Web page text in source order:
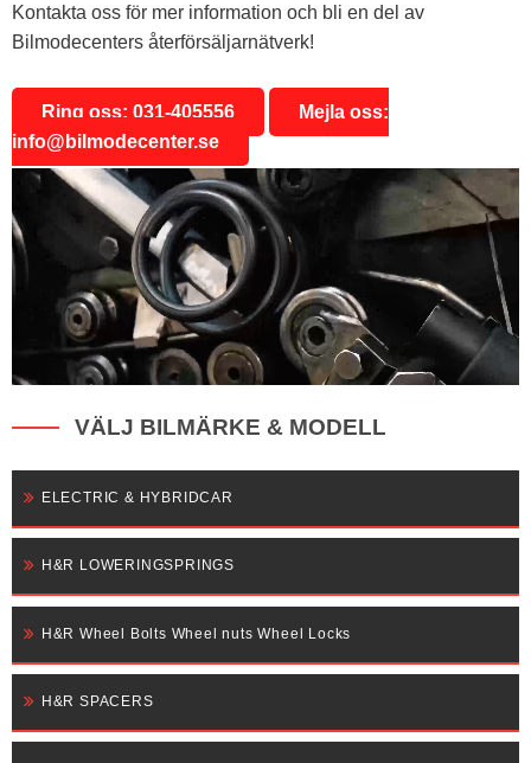
Kontakta oss för mer information och bli en del av
Bilmodecenters återförsäljarnätverk!
Ring oss: 031-405556
Mejla oss:
info@bilmodecenter.se
VÄLJ BILMÄRKE & MODELL
ELECTRIC & HYBRIDCAR
H&R LOWERINGSPRINGS
H&R Wheel Bolts Wheel nuts Wheel Locks
H&R SPACERS